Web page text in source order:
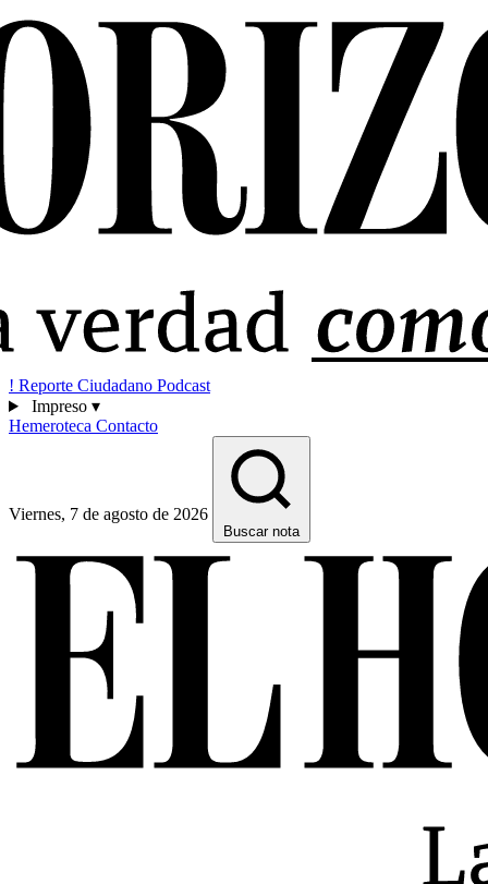
! Reporte Ciudadano Podcast
Impreso ▾
Hemeroteca Contacto
Viernes, 7 de agosto de 2026
Buscar nota